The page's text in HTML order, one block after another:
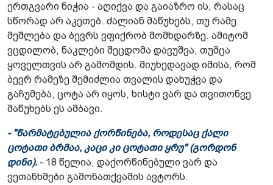
ერთგვარი ნიჭია - აღიქვა და გაიაზრო ის, რასაც
სწორად არ აკეთებ. ძალიან მაწუხებს, თუ რამე
მეშლება და ბევრს ვფიქრობ მომხდარზე. ამიტომ
ვცდილობ, ნაკლები შეცდომა დავუშვა, თუმცა
ყოველთვის არ გამომდის. მიუხედავად იმისა, რომ
ბევრ რამეზე შემიძლია თვალის დახუჭვა და
გაჩუმება, ცოტა არ იყოს, ხისტი ვარ და თვითონვე
მაწუხებს ეს ამბავი.
- "წარმატებულია ქორწინება, როდესაც ქალი
ცოტათი ბრმაა, კაცი კი ცოტათი ყრუ" (გორდონ
დინი). - 18 წელია, დაქორწინებული ვარ და
ვეთანხმები გამონათქვამის ავტორს.